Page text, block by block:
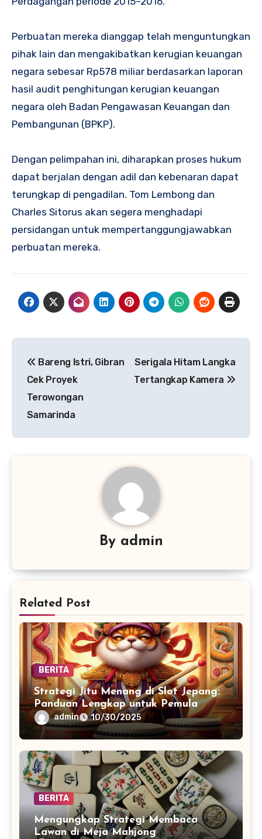
Perbuatan mereka dianggap telah menguntungkan
pihak lain dan mengakibatkan kerugian keuangan
negara sebesar Rp578 miliar berdasarkan laporan
hasil audit penghitungan kerugian keuangan
negara oleh Badan Pengawasan Keuangan dan
Pembangunan (BPKP).
Dengan pelimpahan ini, diharapkan proses hukum
dapat berjalan dengan adil dan kebenaran dapat
terungkap di pengadilan. Tom Lembong dan
Charles Sitorus akan segera menghadapi
persidangan untuk mempertanggungjawabkan
perbuatan mereka.
pos
Bareng Istri, Gibran
Cek Proyek
Terowongan
Samarinda
Serigala Hitam Langka
Tertangkap Kamera
By admin
Related Post
BERITA
Strategi Jitu Menang di Slot Jepang:
Panduan Lengkap untuk Pemula
admin 10/30/2025
BERITA
Mengungkap Strategi Membaca
Lawan di Meja Mahjong